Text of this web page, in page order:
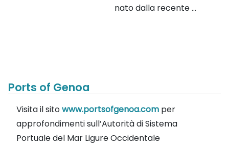
nato dalla recente ...
Ports of Genoa
Visita il sitowww.portsofgenoa.com per
approfondimenti sull’Autorità di Sistema
Portuale del Mar Ligure Occidentale